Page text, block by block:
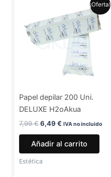
¡Oferta!
Papel depilar 200 Uni.
DELUXE H2oAkua
7,99€
original
era:
7,99 €.
6,49 €
precio
actual
es:
6,49 €.
IVA no incluido
Añadir al carrito
Estética